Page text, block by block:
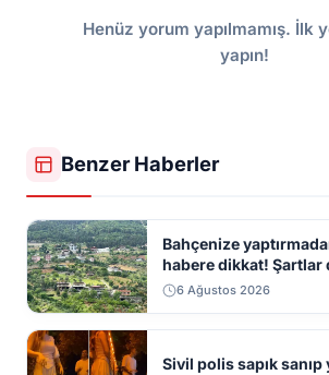
Henüz yorum yapılmamış. İlk
yapın!
Benzer Haberler
Bahçenize
habere dikkat! Şartlar
6 Ağustos 2026
Sivil polis sapık sanıp